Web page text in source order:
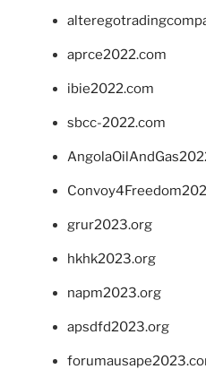
aprce2022.com
ibie2022.com
sbcc-2022.com
grur2023.org
hkhk2023.org
napm2023.org
apsdfd2023.org